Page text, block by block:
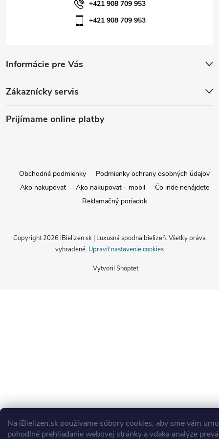
Na iBielizen.sk používame súbory cookies, aby sme vám
pohodlné prehliadanie webovej stránky a vďaka analýze
u
Informácie pre Vás
Zákaznícky servis
Prijímame online platby
+421 908 709 953
+421 908 709 953
Obchodné podmienky
Podmienky ochrany osobných údajov
Ako nakupovať
Ako nakupovať - mobil
Čo inde nenájdete
Reklamačný poriadok
Vytvoril Shoptet
Copyright 2026 iBielizen.sk | Luxusná spodná bielizeň. Všetky práva
vyhradené. Upraviť nastavenie cookies